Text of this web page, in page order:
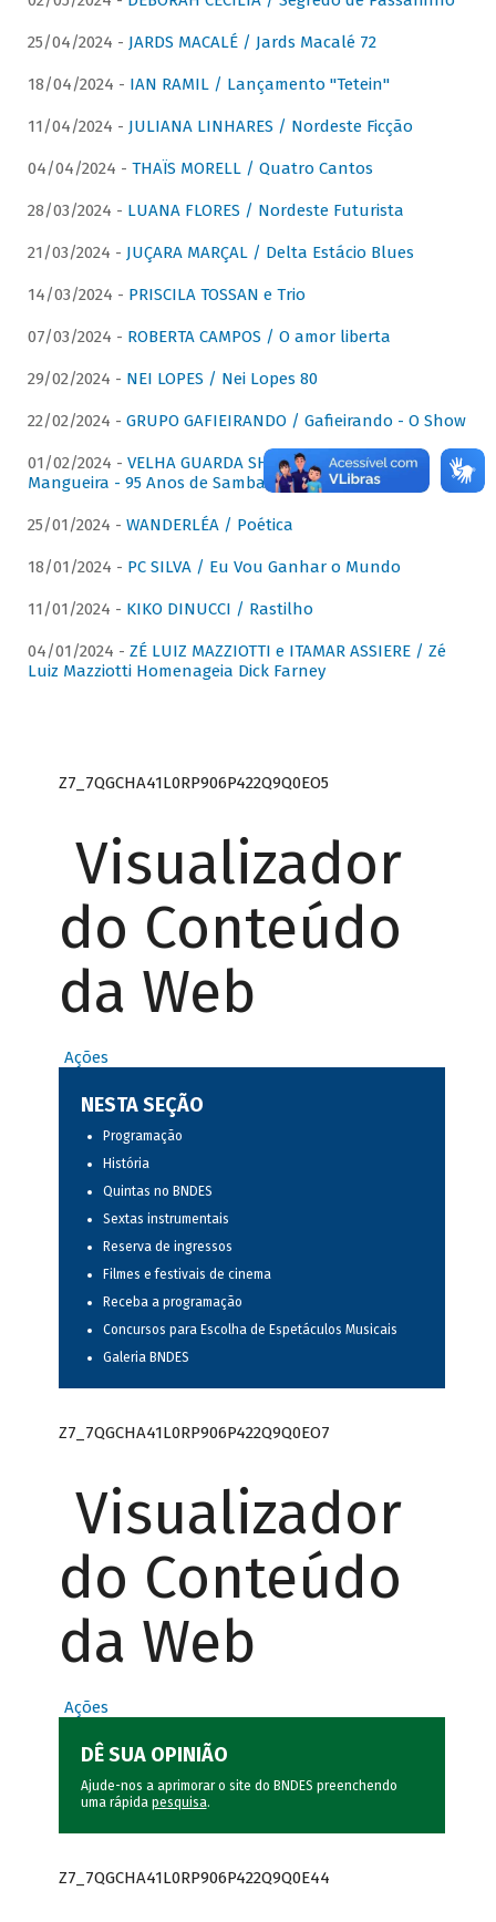
25/04/2024 - JARDS MACALÉ / Jards Macalé 72
18/04/2024 - IAN RAMIL / Lançamento "Tetein"
11/04/2024 - JULIANA LINHARES / Nordeste Ficção
04/04/2024 - THAÏS MORELL / Quatro Cantos
28/03/2024 - LUANA FLORES / Nordeste Futurista
21/03/2024 - JUÇARA MARÇAL / Delta Estácio Blues
14/03/2024 - PRISCILA TOSSAN e Trio
07/03/2024 - ROBERTA CAMPOS / O amor liberta
29/02/2024 - NEI LOPES / Nei Lopes 80
22/02/2024 - GRUPO GAFIEIRANDO / Gafieirando - O Show
01/02/2024 - VELHA GUARDA SHOW DA MANGUEIRA /
Mangueira - 95 Anos de Samba
25/01/2024 - WANDERLÉA / Poética
18/01/2024 - PC SILVA / Eu Vou Ganhar o Mundo
11/01/2024 - KIKO DINUCCI / Rastilho
04/01/2024 - ZÉ LUIZ MAZZIOTTI e ITAMAR ASSIERE / Zé
Luiz Mazziotti Homenageia Dick Farney
Z7_7QGCHA41L0RP906P422Q9Q0EO5
Visualizador
do Conteúdo
da Web
Ações
NESTA SEÇÃO
Programação
História
Quintas no BNDES
Sextas instrumentais
Reserva de ingressos
Filmes e festivais de cinema
Receba a programação
Concursos para Escolha de Espetáculos Musicais
Galeria BNDES
Z7_7QGCHA41L0RP906P422Q9Q0EO7
Visualizador
do Conteúdo
da Web
Ações
DÊ SUA OPINIÃO
Ajude-nos a aprimorar o site do BNDES preenchendo
uma rápida pesquisa.
Z7_7QGCHA41L0RP906P422Q9Q0E44